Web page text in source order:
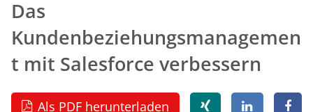
Das
Kundenbeziehungsmanagemen
t mit Salesforce verbessern
Als PDF herunterladen